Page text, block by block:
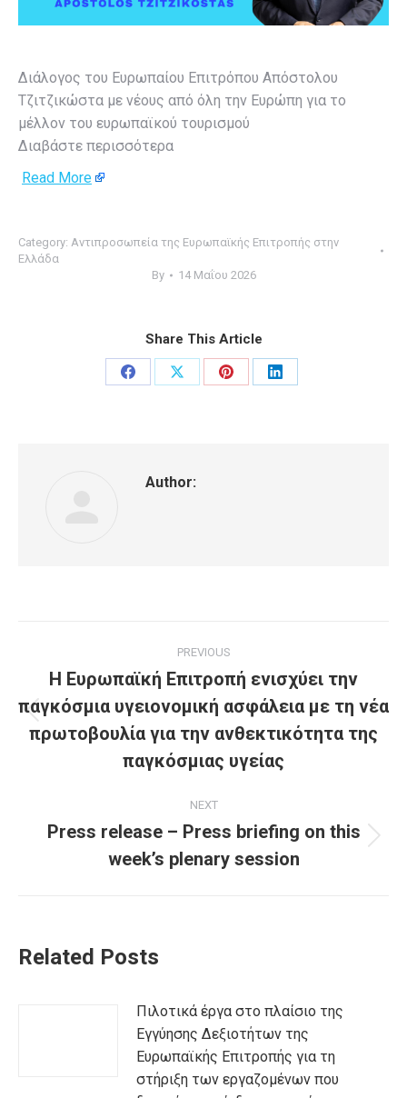
Διάλογος του Ευρωπαίου Επιτρόπου Απόστολου
Τζιτζικώστα με νέους από όλη την Ευρώπη για το
μέλλον του ευρωπαϊκού τουρισμού
Διαβάστε περισσότερα
Read More
Category: Αντιπροσωπεία της Ευρωπαϊκής Επιτροπής στην
Ελλάδα
By
14 Μαΐου 2026
Share This Article
Share
Share
Share
Share
Author:
navigation
PREVIOUS
Previous
post:
Η Ευρωπαϊκή Επιτροπή ενισχύει την
παγκόσμια υγειονομική ασφάλεια με τη νέα
πρωτοβουλία για την ανθεκτικότητα της
παγκόσμιας υγείας
NEXT
post:
Press release – Press briefing on this
week’s plenary session
Related Posts
Πιλοτικά έργα στο πλαίσιο της
Εγγύησης Δεξιοτήτων της
Ευρωπαϊκής Επιτροπής για τη
στήριξη των εργαζομένων που